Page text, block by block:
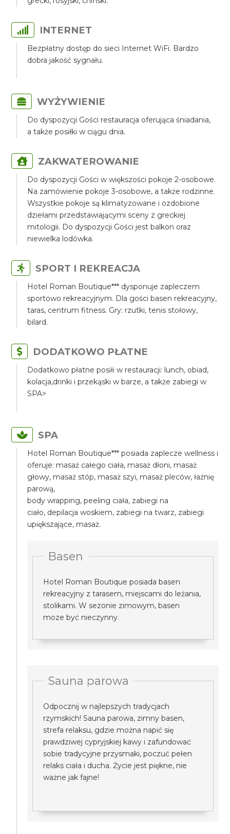
INTERNET
Bezpłatny dostęp do sieci Internet WiFi. Bardzo
dobra jakość sygnału.
WYŻYWIENIE
Do dyspozycji Gości restauracja oferująca śniadania,
a także posiłki w ciągu dnia.
ZAKWATEROWANIE
Do dyspozycji Gości w większości pokoje 2-osobowe.
Na zamówienie pokoje 3-osobowe, a także rodzinne.
Wszystkie pokoje są klimatyzowane i ozdobione
dziełami przedstawiającymi sceny z greckiej
mitologii. Do dyspozycji Gości jest balkon oraz
niewielka lodówka.
SPORT I REKREACJA
Hotel Roman Boutique*** dysponuje zapleczem
sportowo rekreacyjnym. Dla gości basen rekreacyjny,
taras, centrum fitness. Gry: rzutki, tenis stołowy,
bilard.
DODATKOWO PŁATNE
Dodatkowo płatne posiłi w restauracji: lunch, obiad,
kolacja,drinki i przekąski w barze, a także zabiegi w
SPA>
SPA
Hotel Roman Boutique*** posiada zaplecze wellness i
oferuje: masaż całego ciała, masaż dłoni, masaż
głowy, masaż stóp, masaż szyi, masaż pleców, łaźnię
parową,
body wrapping, peeling ciała, zabiegi na
ciało, depilacja woskiem, zabiegi na twarz, zabiegi
upiększające, masaż.
Basen
Hotel Roman Boutique posiada basen
rekreacyjny z tarasem, miejscami do leżania,
stolikami. W sezonie zimowym, basen
moze być nieczynny.
Sauna parowa
Odpocznij w najlepszych tradycjach
rzymskich! Sauna parowa, zimny basen,
strefa relaksu, gdzie można napić się
prawdziwej cypryjskiej kawy i zafundować
sobie tradycyjne przysmaki, poczuć pełen
relaks ciała i ducha. Życie jest piękne, nie
ważne jak fajne!